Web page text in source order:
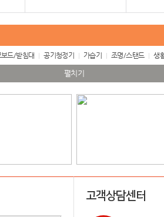
보드/받침대 공기청정기 가습기 조명/스탠드 생
펼치기
고객상담센터